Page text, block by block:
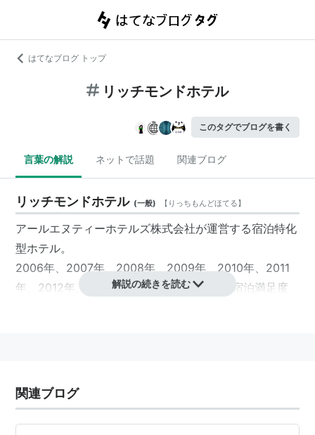
はてなブログ トップ
リッチモンドホテル
このタグでブログを書く
言葉の解説 ネットで話題 関連ブログ
リッチモンドホテル (一般) 【 りっちもんどほてる】
アールエヌティーホテルズ株式会社が運営する宿泊特化
型ホテル。
2006年、2007年、2008年、2009年、2010年、2011
年、2012年、2013年と8年連続してホテル宿泊満足度
http://www.facebook.com/richmondhotel
解説の続きを読む
関連ブログ